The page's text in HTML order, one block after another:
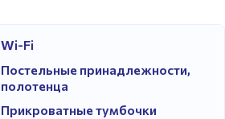
Wi-Fi
Постельные принадлежности,
полотенца
Прикроватные тумбочки